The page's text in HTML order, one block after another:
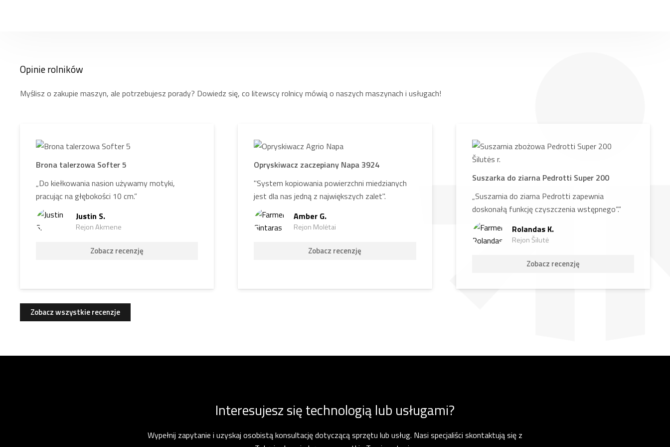
Opinie rolników
Myślisz o zakupie maszyn, ale potrzebujesz porady? Dowiedz się, co litewscy rolnicy mówią o naszych maszynach i usługach!
Brona talerzowa Softer 5
„Do kiełkowania nasion używamy motyki,
pracując na głębokości 10 cm.”
Justin S.
Rejon Akmene
Zobacz recenzję
Opryskiwacz zaczepiany Napa 3924
"System kopiowania powierzchni miedzianych
jest dla nas jedną z największych zalet".
Amber G.
Rejon Molėtai
Zobacz recenzję
Suszarka do ziarna Pedrotti Super 200
„Suszarnia do ziarna Pedrotti zapewnia
doskonałą funkcję czyszczenia wstępnego“.“
Rolandas K.
Rejon Šilutė
Zobacz recenzję
Zobacz wszystkie recenzje
Interesujesz się technologią lub usługami?
Wypełnij zapytanie i uzyskaj osobistą konsultację dotyczącą sprzętu lub usług. Nasi specjaliści skontaktują się z